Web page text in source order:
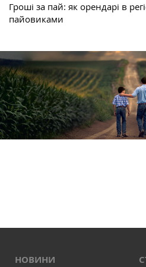
Гроші за пай: як орендарі в
пайовиками
НОВИНИ